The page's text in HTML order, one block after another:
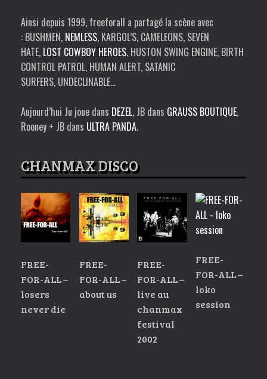
Ainsi depuis 1999, freeforall a partagé la scène avec
: BUSHMEN, NEMLESS, KARGOL’S, CAMELEONS, SEVEN
HATE, LOST COWBOY HEROES, HUSTON SWING ENGINE, BIRTH
CONTROL PATROL, HUMAN ALERT, SATANIC
SURFERS, UNDECLINABLE…
Aujourd’hui Ju joue dans DEZEL, JB dans GRAUSS BOUTIQUE,
Rooney + JB dans ULTRA PANDA.
CHANMAX DISCO
FREE-
FOR-ALL –
losers
never die
FREE-
FOR-ALL –
about us
FREE-
FOR-ALL –
live au
chanmax
festival
2002
FREE-
FOR-ALL –
loko
session